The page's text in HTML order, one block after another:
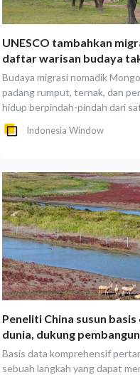
UNESCO tambahkan
daftar warisan budaya
Budaya migrasi nomadik
padang rumput, ternak, dan
hidup berpindah-pindah dari
Indonesia Window
Peneliti China susun
dunia, dukung
Basis data komprehensif
sebuah langkah yang dapat